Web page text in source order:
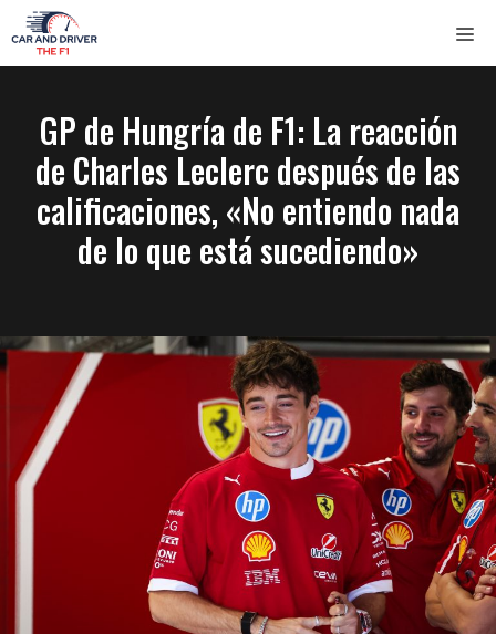
Saltar
al
contenido
GP de Hungría de F1: La reacción
de Charles Leclerc después de las
calificaciones, «No entiendo nada
de lo que está sucediendo»